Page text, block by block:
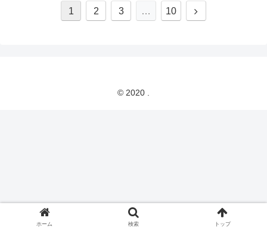
1 2 3 … 10
© 2020 .
ホーム 検索 トップ